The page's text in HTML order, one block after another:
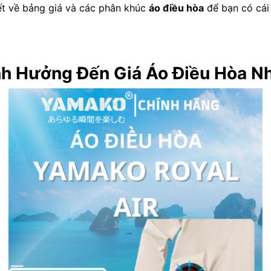
về bảng giá và các phân khúc áo điều hòađể bạn có cái
Hưởng Đến Giá Áo Điều Hòa